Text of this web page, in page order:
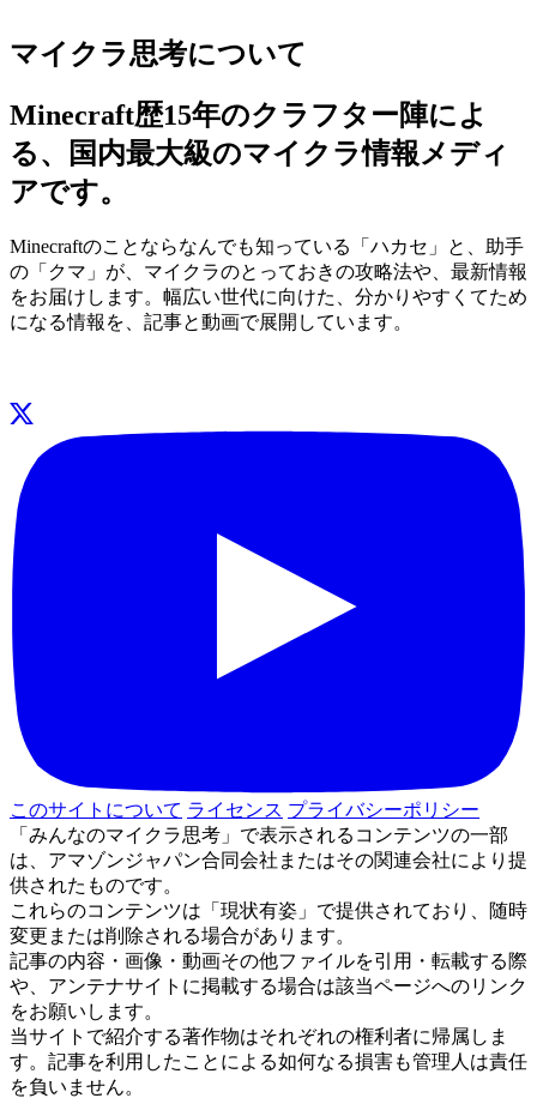
マイクラ思考について
Minecraft歴15年のクラフター陣によ
る、国内最大級のマイクラ情報メディ
アです。
Minecraftのことならなんでも知っている「ハカセ」と、助手
の「クマ」が、マイクラのとっておきの攻略法や、最新情報
をお届けします。幅広い世代に向けた、分かりやすくてため
になる情報を、記事と動画で展開しています。
このサイトについて ライセンス プライバシーポリシー
「みんなのマイクラ思考」で表示されるコンテンツの一部
は、アマゾンジャパン合同会社またはその関連会社により提
供されたものです。
これらのコンテンツは「現状有姿」で提供されており、随時
変更または削除される場合があります。
記事の内容・画像・動画その他ファイルを引用・転載する際
や、アンテナサイトに掲載する場合は該当ページへのリンク
をお願いします。
当サイトで紹介する著作物はそれぞれの権利者に帰属しま
す。記事を利用したことによる如何なる損害も管理人は責任
を負いません。